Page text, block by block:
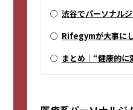
○渋谷でパーソナル
○ Rifegymが大事に
○ まとめ｜“健康的